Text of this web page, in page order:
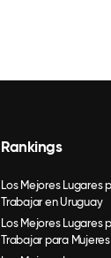
Rankings
Los Mejores Lugares
Trabajar en Uruguay
Los Mejores Lugares
Trabajar para Mujeres